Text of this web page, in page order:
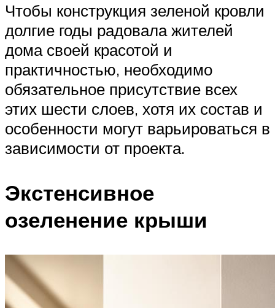
Чтобы конструкция зеленой кровли
долгие годы радовала жителей
дома своей красотой и
практичностью, необходимо
обязательное присутствие всех
этих шести слоев, хотя их состав и
особенности могут варьироваться в
зависимости от проекта.
Экстенсивное
озеленение крыши